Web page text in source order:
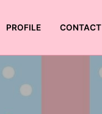
PROFILE CONTACT